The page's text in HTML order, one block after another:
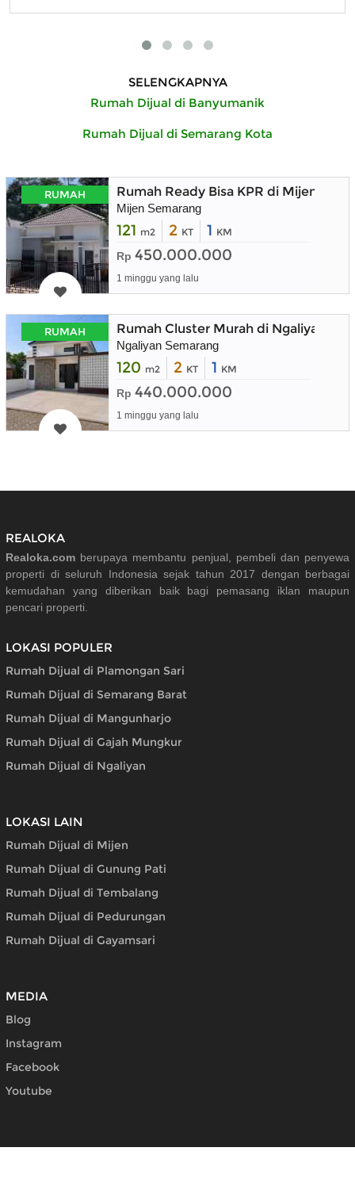
SELENGKAPNYA
Rumah Dijual di Banyumanik
Rumah Dijual di Semarang Kota
RUMAH Rumah Ready Bisa KPR di Mijen
Mijen Semarang
121 m2 2 KT 1 KM
Rp 450.000.000
1 minggu yang lalu
RUMAH Rumah Cluster Murah di Ngaliyan
Ngaliyan Semarang
120 m2 2 KT 1 KM
Rp 440.000.000
1 minggu yang lalu
REALOKA
Realoka.com berupaya membantu penjual, pembeli dan penyewa
properti di seluruh Indonesia sejak tahun 2017 dengan berbagai
kemudahan yang diberikan baik bagi pemasang iklan maupun
pencari properti.
LOKASI POPULER
Rumah Dijual di Plamongan Sari
Rumah Dijual di Semarang Barat
Rumah Dijual di Mangunharjo
Rumah Dijual di Gajah Mungkur
Rumah Dijual di Ngaliyan
LOKASI LAIN
Rumah Dijual di Mijen
Rumah Dijual di Gunung Pati
Rumah Dijual di Tembalang
Rumah Dijual di Pedurungan
Rumah Dijual di Gayamsari
MEDIA
Blog
Instagram
Facebook
Youtube